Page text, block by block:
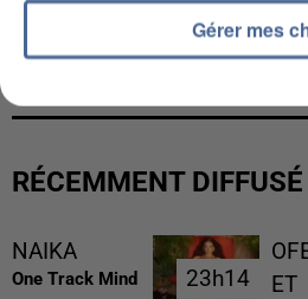
L’UN DES FONDATEURS
MAFIA INTERPELLÉ EN
RÉCEMMENT DIFFUSÉ
NAIKA
One Track Mind 23h14
23h14
ET
Gérer mes